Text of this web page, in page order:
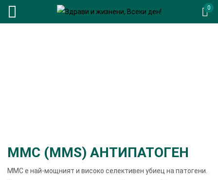
0
ММС (MMS) АНТИПАТОГЕН
ММС е най-мощният и високо селективен убиец на патогени.